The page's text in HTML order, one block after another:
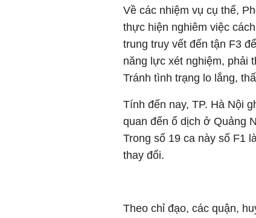
Về các nhiệm vụ cụ thể,
thực hiện nghiêm việc
trung truy vết đến tận F3
năng lực xét nghiệm, phải
Tránh tình trạng lo lắng,
Tính đến nay, TP. Hà Nội
quan đến ổ dịch ở Quảng
Trong số 19 ca này số F1
thay đổi.
Theo chỉ đạo, các quận,